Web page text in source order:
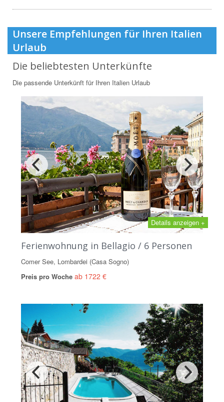
Unsere Empfehlungen für Ihren Italien
Urlaub
Die beliebtesten Unterkünfte
Die passende Unterkünft für Ihren Italien Urlaub
Details anzeigen +
Ferienwohnung in Bellagio / 6 Personen
Comer See, Lombardei (Casa Sogno)
Preis pro Woche ab 1722 €